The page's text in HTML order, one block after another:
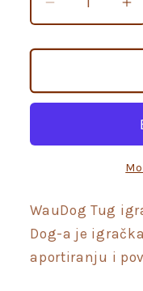
Decrease
quantity
for
Tug
Hot
igračka
za
povlačenje
WauDog Tug
Dog-a je
aportiranju i